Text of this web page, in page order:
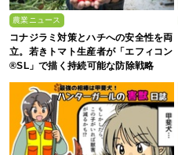
農業ニュース
コナジラミ対策とハチへの安全性を両
立。若きトマト生産者が「エフィコン
®SL」で描く持続可能な防除戦略